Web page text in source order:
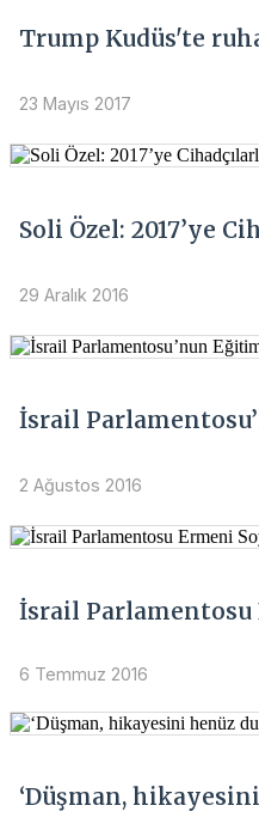
Trump Kudüs'te
23 Mayıs 2017
Soli Özel: 2017’ye
29 Aralık 2016
İsrail
2 Ağustos 2016
İsrail Parlamentosu
6 Temmuz 2016
‘Düşman, hikayesini